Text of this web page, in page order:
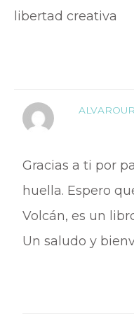
libertad creativa
Gracias a ti por
huella. Espero
Volcán, es un
Un saludo y